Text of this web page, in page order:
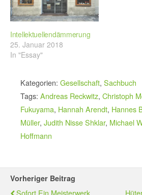
Intellektuellendämmerung
25. Januar 2018
In "Essay"
Kategorien: Gesellschaft, Sachbuch
Tags: Andreas Reckwitz, Christoph
Fukuyama, Hannah Arendt, Hannes
Müller, Judith Nisse Shklar, Michael
Hoffmann
Vorheriger Beitrag
Sofort Ein Meisterwerk